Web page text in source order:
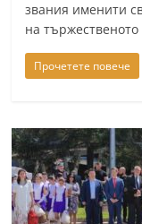
звания именити
на тържественото
Прочетете повече